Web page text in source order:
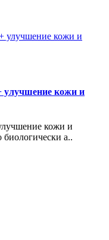
улучшение кожи и
кожи и
а..